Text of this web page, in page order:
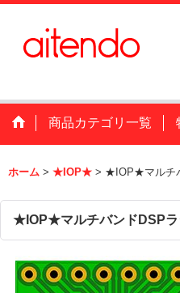
商品カテゴリ一覧
ホーム > ★IOP★ > ★IOP★マルチ
★IOP★マルチバンドDSPラ